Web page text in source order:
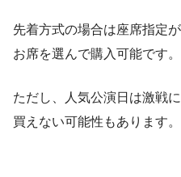
先着方式の場合は座席指定
お席を選んで購入可能です。
ただし、人気公演日は激戦
買えない可能性もあります。